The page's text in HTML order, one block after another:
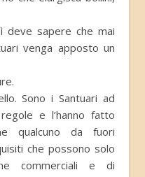
deve sapere che mai
venga apposto un
Sono i Santuari ad
e l’hanno fatto
qualcuno da fuori
che possono solo
commerciali e di